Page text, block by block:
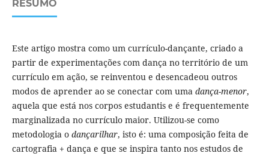
RESUMO
Este artigo mostra como um currículo-dançante, criado a
partir de experimentações com dança no território de um
currículo em ação, se reinventou e desencadeou outros
modos de aprender ao se conectar com uma dança-menor,
aquela que está nos corpos estudantis e é frequentemente
marginalizada no currículo maior. Utilizou-se como
metodologia o dançarilhar, isto é: uma composição feita de
cartografia + dança e que se inspira tanto nos estudos de